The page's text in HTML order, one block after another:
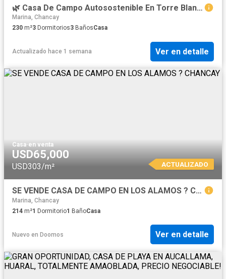
🌿 Casa De Campo Autosostenible En Torre Blanca – Chancay | Estreno 🌞
Marina, Chancay
230 m²3 Dormitorios3 BañosCasa
Actualizado hace 1 semana Ver en detalle
Casa·en venta
USD65,000
USD303/m² ACTUALIZADO
SE VENDE CASA DE CAMPO EN LOS ALAMOS ? CHANCAY
Marina, Chancay
214 m²1 Dormitorio1 BañoCasa
Nuevo en Doomos Ver en detalle